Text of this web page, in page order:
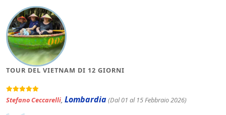
TOUR DEL VIETNAM DI 12 GIORNI
Stefano Ceccarelli, Lombardia(Dal 01 al 15 Febbraio 2026)